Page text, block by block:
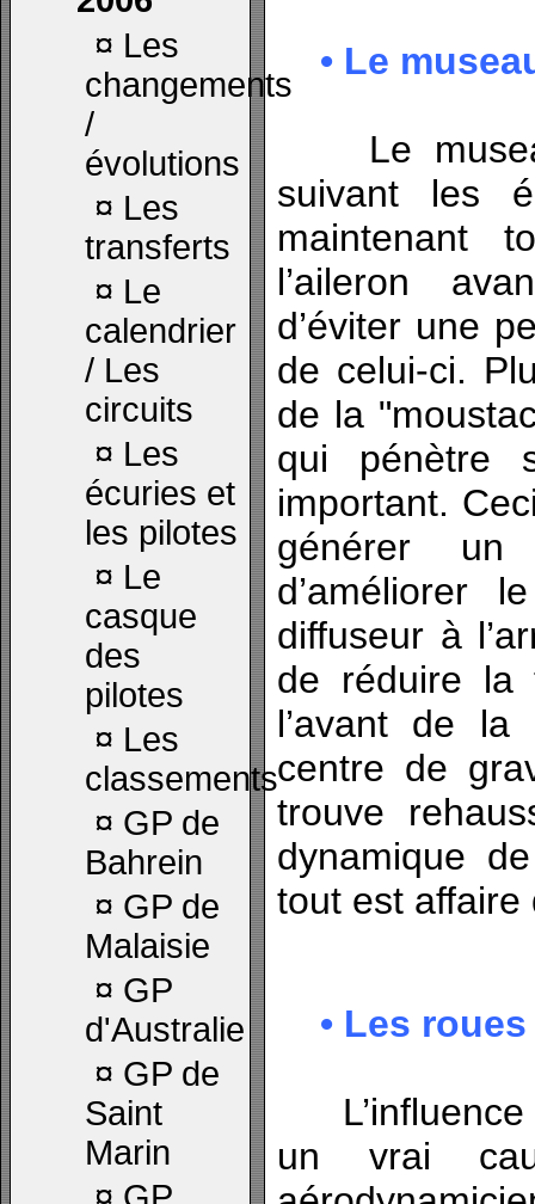
¤ Les
changements
/
évolutions
¤ Les
transferts
¤ Le
calendrier
/ Les
circuits
¤ Les
écuries et
les pilotes
¤ Le
casque
des
pilotes
¤ Les
classements
¤ GP de
Bahrein
¤ GP de
Malaisie
¤ GP
d'Australie
¤ GP de
Saint
Marin
• Le
Le
suivant les
maintenant
l’aileron
d’éviter une
de celui-ci.
de la
qui pénètre
important.
générer
d’améliorer
diffuseur à
de réduire la
l’avant de la
centre de
trouve
dynamique
tout est affaire
• Les roues
L’influence
un vrai